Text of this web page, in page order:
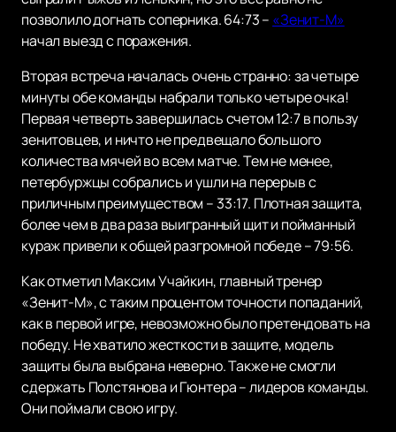
позволило догнать соперника. 64:73 – «Зенит-М»
начал выезд с поражения.
Вторая встреча началась очень странно: за четыре
минуты обе команды набрали только четыре очка!
Первая четверть завершилась счетом 12:7 в пользу
зенитовцев, и ничто не предвещало большого
количества мячей во всем матче. Тем не менее,
петербуржцы собрались и ушли на перерыв с
приличным преимуществом – 33:17. Плотная защита,
более чем в два раза выигранный щит и пойманный
кураж привели к общей разгромной победе – 79:56.
Как отметил Максим Учайкин, главный тренер
«Зенит-М», с таким процентом точности попаданий,
как в первой игре, невозможно было претендовать на
победу. Не хватило жесткости в защите, модель
защиты была выбрана неверно. Также не смогли
сдержать Полстянова и Гюнтера – лидеров команды.
Они поймали свою игру.